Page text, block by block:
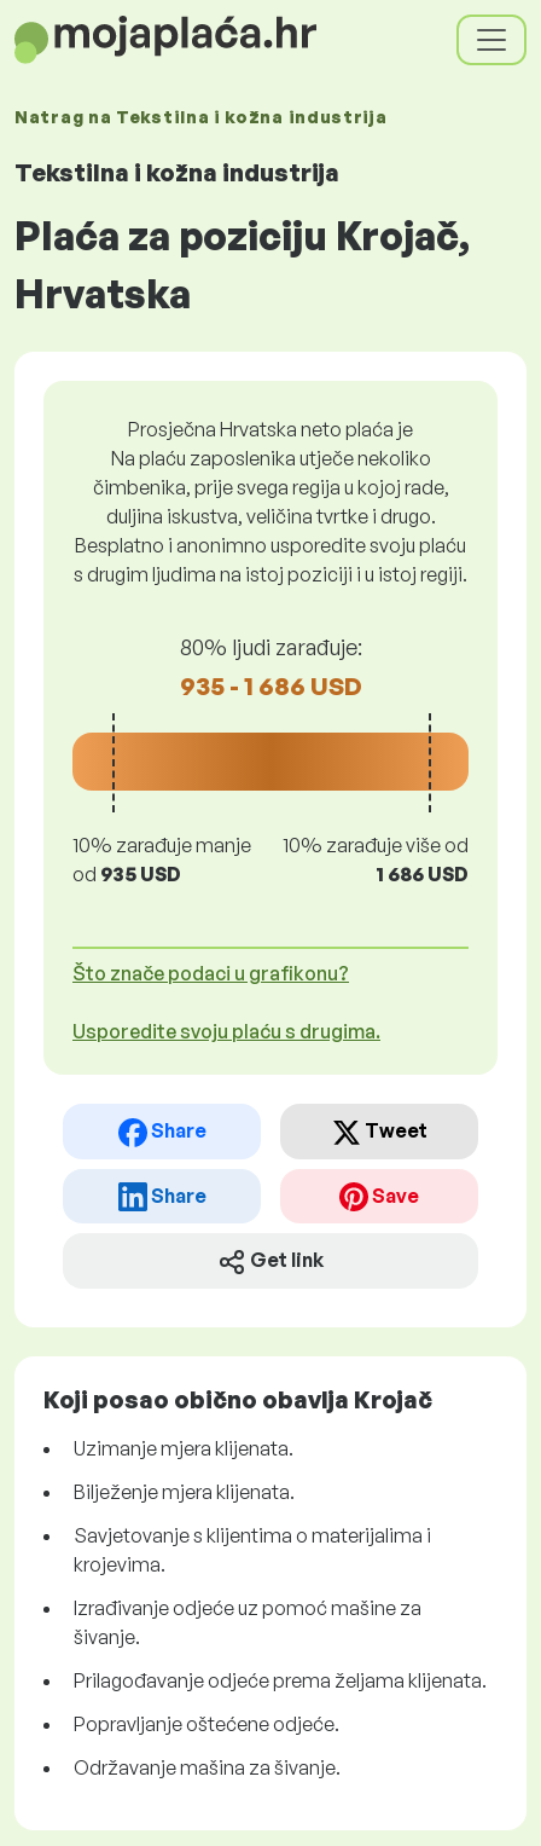
Natrag na Tekstilna i kožna industrija
Tekstilna i kožna industrija
Plaća za poziciju Krojač,
Hrvatska
Prosječna Hrvatska neto plaća je
Na plaću zaposlenika utječe nekoliko
čimbenika, prije svega regija u kojoj rade,
duljina iskustva, veličina tvrtke i drugo.
Besplatno i anonimno usporedite svoju plaću
s drugim ljudima na istoj poziciji i u istoj regiji.
80% ljudi zarađuje:
935 - 1 686 USD
10% zarađuje manje
od 935 USD
10% zarađuje više od
1 686 USD
Što znače podaci u grafikonu?
Usporedite svoju plaću s drugima.
Share Tweet
Share Save
Get link
Koji posao obično obavlja Krojač
Uzimanje mjera klijenata.
Bilježenje mjera klijenata.
Savjetovanje s klijentima o materijalima i
krojevima.
Izrađivanje odjeće uz pomoć mašine za
šivanje.
Prilagođavanje odjeće prema željama klijenata.
Popravljanje oštećene odjeće.
Održavanje mašina za šivanje.